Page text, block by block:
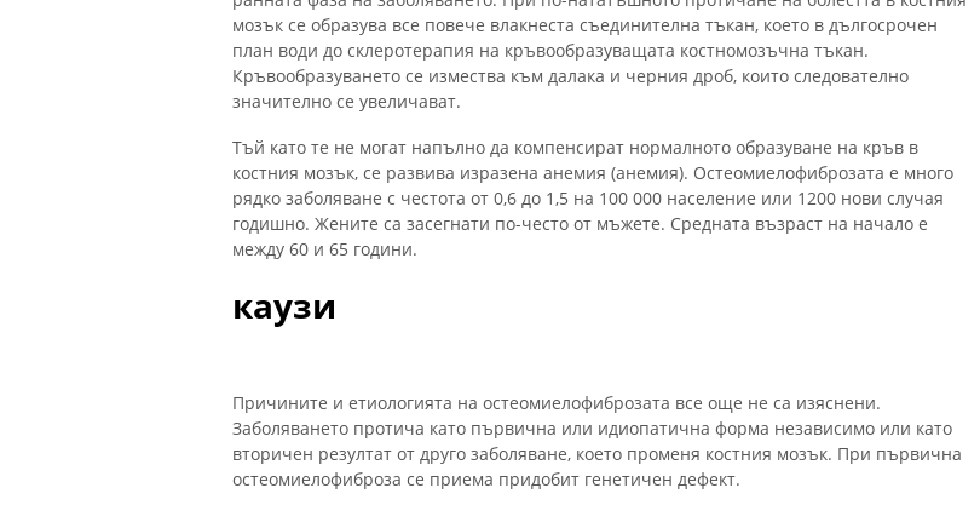
мозък се образува все повече влакнеста съединителна тъкан, което в дългосрочен
план води до склеротерапия на кръвообразуващата костномозъчна тъкан.
Кръвообразуването се измества към далака и черния дроб, които следователно
значително се увеличават.
Тъй като те не могат напълно да компенсират нормалното образуване на кръв в
костния мозък, се развива изразена анемия (анемия). Остеомиелофиброзата е много
рядко заболяване с честота от 0,6 до 1,5 на 100 000 население или 1200 нови случая
годишно. Жените са засегнати по-често от мъжете. Средната възраст на начало е
между 60 и 65 години.
каузи
Причините и етиологията на остеомиелофиброзата все още не са изяснени.
Заболяването протича като първична или идиопатична форма независимо или като
вторичен резултат от друго заболяване, което променя костния мозък. При първична
остеомиелофиброза се приема придобит генетичен дефект.